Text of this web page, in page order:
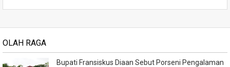
OLAH RAGA
Bupati Fransiskus Diaan Sebut Porseni Pengalaman